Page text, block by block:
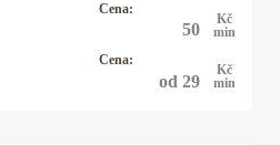
Cena:
50
Kč
min
Cena:
od 29
Kč
min